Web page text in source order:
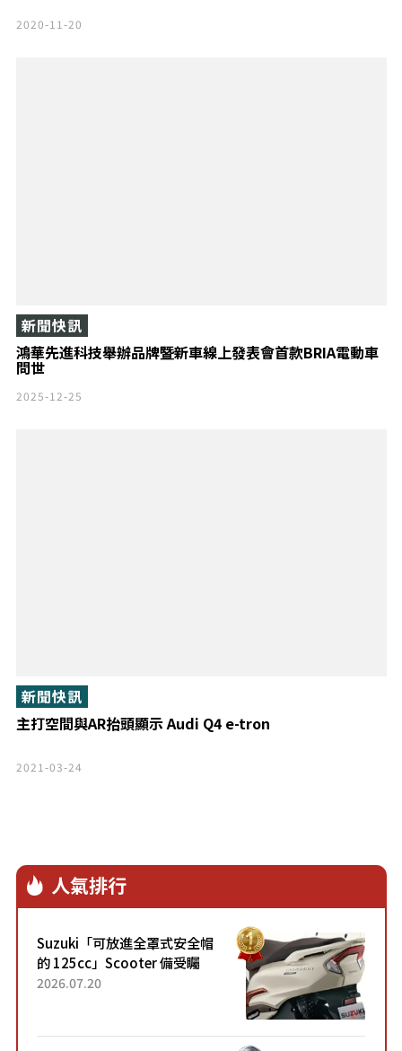
2020-11-20
鴻華先進科技舉辦品牌暨新車線上發表會首款BRIA電動車
問世
新聞快訊
2025-12-25
主打空間與AR抬頭顯示 Audi Q4 e-tron
新聞快訊
2021-03-24
人氣排行
Suzuki「可放進全罩式安全帽
的 125cc」Scooter 備受矚
目！採用全新流線設計與各項
2026.07.20